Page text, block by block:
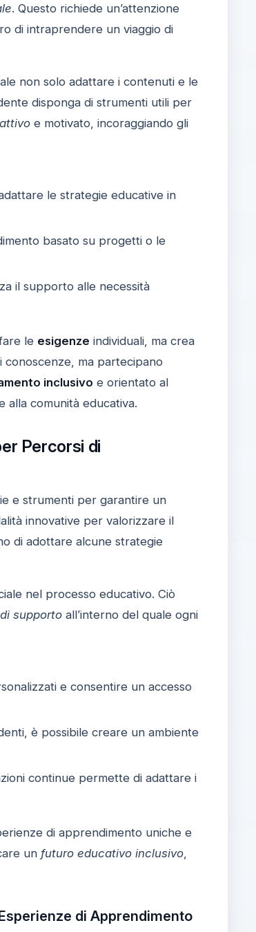
. Questo richiede un’attenzione
di intraprendere un viaggio di
non solo adattare i contenuti e le
disponga di strumenti utili per
e motivato, incoraggiando gli
le strategie educative in
basato su progetti o le
il supporto alle necessità
le esigenze individuali, ma crea
conoscenze, ma partecipano
inclusivo e orientato al
comunità educativa.
Percorsi di
e strumenti per garantire un
innovative per valorizzare il
di adottare alcune strategie
nel processo educativo. Ciò
supportoall’interno del quale ogni
e consentire un accesso
è possibile creare un ambiente
continue permette di adattare i
di apprendimento uniche e
un futuro educativo inclusivo,
di Apprendimento